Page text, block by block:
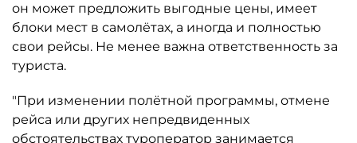
он может предложить выгодные цены, имеет
блоки мест в самолётах, а иногда и полностью
свои рейсы. Не менее важна ответственность за
туриста.
"При изменении полётной программы, отмене
рейса или других непредвиденных
обстоятельствах туроператор занимается